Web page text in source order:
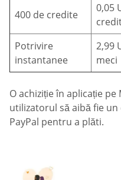
400 de credite
0,05
Potrivire
instantanee
2,99
meci
O achiziție în aplicație
utilizatorul să aibă fie
PayPal pentru a plăti.